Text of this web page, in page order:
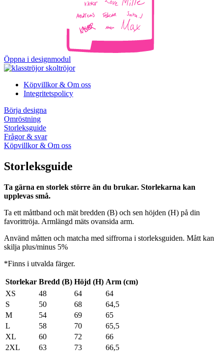
Öppna i designmodul
Köpvillkor & Om oss
Integritetspolicy
Börja designa
Omröstning
Storleksguide
Frågor & svar
Köpvillkor & Om oss
Storleksguide
Ta gärna en storlek större än du brukar. Storlekarna kan
upplevas små.
Ta ett måttband och mät bredden (B) och sen höjden (H) på din
favorittröja. Armlängd mäts ovansida arm.
Använd måtten och matcha med siffrorna i storleksguiden. Mått kan
skilja plus/minus 5%
*Finns i utvalda färger.
Storlekar Bredd (B) Höjd (H) Arm (cm)
XS
48 64
64
S
50 68
64,5
M
54 69
65
L
58 70
65,5
XL
60 72
66
2XL
63 73 66,5